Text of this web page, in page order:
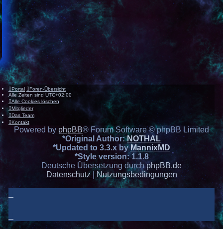
Portal
Foren-Übersicht
Alle Zeiten sind UTC+02:00
Alle Cookies löschen
Mitglieder
Das Team
Kontakt
Powered by phpBB® Forum Software © phpBB Limited
*Original Author:NOTHAL
*Updated to 3.3.x by MannixMD
*Style version: 1.1.8
Deutsche Übersetzung durchphpBB.de
Datenschutz
Nutzungsbedingungen